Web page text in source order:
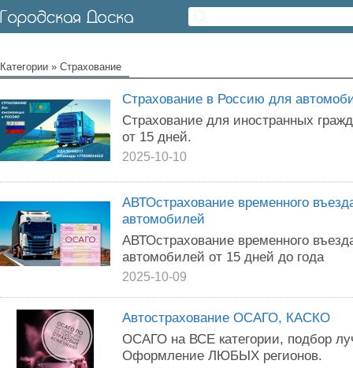
Категории » Страхование
Страхование в Россию для
Страхование для иностранных
от 15 дней.
2025-10-10
АВТОстрахование временного
автомобилей
АВТОстрахование временного
автомобилей от 15 дней до года
2025-10-09
Автострахование ОСАГО, КАСКО
ОСАГО на ВСЕ категории, подбор
Оформление ЛЮБЫХ регионов.